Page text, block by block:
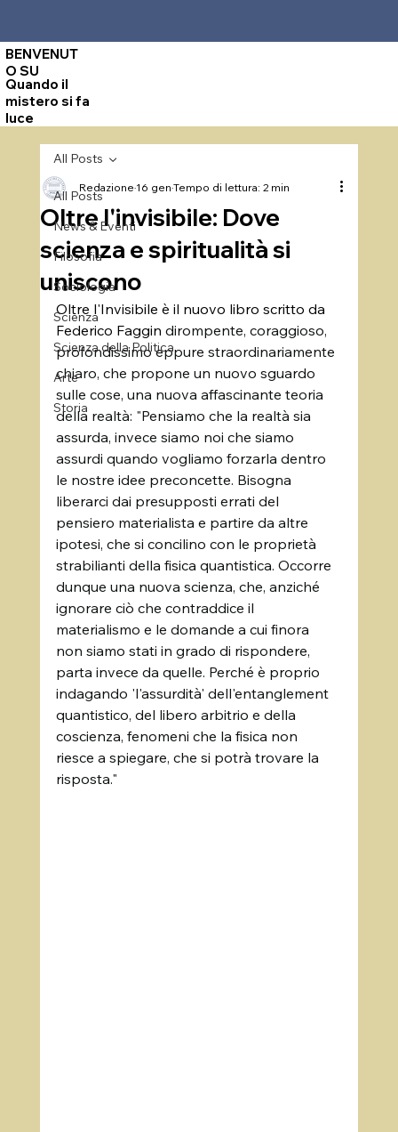
Quando il
mistero si fa
luce
BENVENUT
O SU
All Posts
News & Eventi
Filosofia
Sociologia
Scienza
Scienza della Politica
Arte
Storia
All Posts
Oltre l'invisibile: Dove
scienza e spiritualità si
uniscono
Redazione16 genTempo di lettura: 2 min
Oltre l'Invisibile è il nuovo libro scritto da
Federico Faggin dirompente, coraggioso,
profondissimo eppure straordinariamente
chiaro, che propone un nuovo sguardo
sulle cose, una nuova affascinante teoria
della realtà: "Pensiamo che la realtà sia
assurda, invece siamo noi che siamo
assurdi quando vogliamo forzarla dentro
le nostre idee preconcette. Bisogna
liberarci dai presupposti errati del
pensiero materialista e partire da altre
ipotesi, che si concilino con le proprietà
strabilianti della fisica quantistica. Occorre
dunque una nuova scienza, che, anziché
ignorare ciò che contraddice il
materialismo e le domande a cui finora
non siamo stati in grado di rispondere,
parta invece da quelle. Perché è proprio
indagando 'l'assurdità' dell'entanglement
quantistico, del libero arbitrio e della
coscienza, fenomeni che la fisica non
riesce a spiegare, che si potrà trovare la
risposta."